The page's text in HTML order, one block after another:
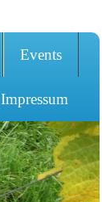
Events
Impressum